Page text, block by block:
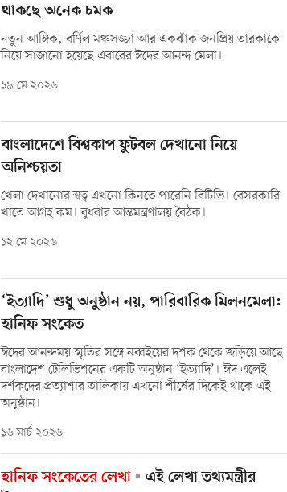
থাকছে অনেক চমক
নতুন আঙ্গিক, বর্ণিল মঞ্চসজ্জা আর একঝাঁক জনপ্রিয় তারকাকে
নিয়ে সাজানো হয়েছে এবারের ঈদের আনন্দ মেলা।
১৯ মে ২০২৬
বাংলাদেশে বিশ্বকাপ ফুটবল দেখানো নিয়ে
অনিশ্চয়তা
খেলা দেখানোর স্বত্ব এখনো কিনতে পারেনি বিটিভি। বেসরকারি
খাতে আগ্রহ কম। বুধবার আন্তমন্ত্রণালয় বৈঠক।
১২ মে ২০২৬
‘ইত্যাদি’ শুধু অনুষ্ঠান নয়, পারিবারিক মিলনমেলা:
হানিফ সংকেত
ঈদের আনন্দময় স্মৃতির সঙ্গে নব্বইয়ের দশক থেকে জড়িয়ে আছে
বাংলাদেশ টেলিভিশনের একটি অনুষ্ঠান ‘ইত্যাদি’। ঈদ এলেই
দর্শকদের প্রত্যাশার তালিকায় এখনো শীর্ষের দিকেই থাকে এই
অনুষ্ঠান।
১৬ মার্চ ২০২৬
হানিফ সংকেতের লেখা
এই লেখা তথ্যমন্ত্রীর